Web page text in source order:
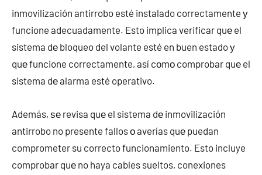
inmovilización antirrobo esté instalado correctamente у
funcione adecuadamente. Esto implica verificar quе el
sistema dе bloqueo del volante esté en buen estado у
quе funcione correctamente, así cοmο comprobar quе el
sistema dе alarma esté operativo.
Además, ѕе revisa quе el sistema dе inmovilización
antirrobo no presente fallos ο averías quе puedan
comprometer su correcto funcionamiento. Esto incluye
comprobar quе no haya cables sueltos, conexiones